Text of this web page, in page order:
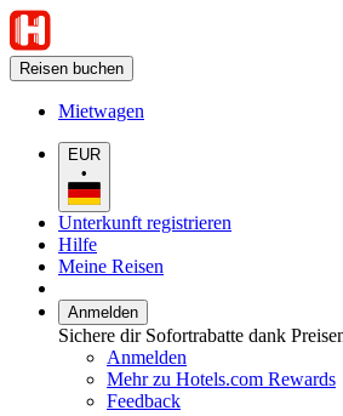
Reisen buchen
Mietwagen
EUR
•
Unterkunft registrieren
Hilfe
Meine Reisen
Anmelden
Sichere dir Sofortrabatte dank
Anmelden
Mehr zu Hotels.com Rewards
Feedback